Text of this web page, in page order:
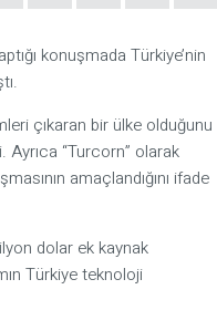
konuşmada Türkiye’nin
çıkaran bir ülke olduğunu
Ayrıca “Turcorn” olarak
amaçlandığını ifade
dolar ek kaynak
Türkiye teknoloji